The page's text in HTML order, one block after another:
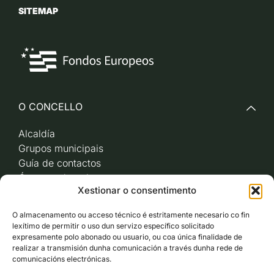
Xestionar o consentimento
O almacenamento ou acceso técnico é estritamente necesario co fin
lexítimo de permitir o uso dun servizo específico solicitado
expresamente polo abonado ou usuario, ou coa única finalidade de
realizar a transmisión dunha comunicación a través dunha rede de
comunicacións electrónicas.
SITEMAP
O CONCELLO
Alcaldía
Grupos municipais
Guía de contactos
Órganos de goberno
Acceso a videoactas
xunta de goberno local
Imaxe corporativa
CARBALLO AO DÍA